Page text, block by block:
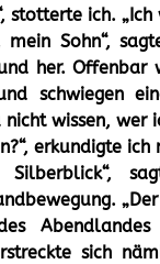
stotterte ich.
mein Sohn“,
her.
schwiegen
wissen, wer
erkundigte ich
sich